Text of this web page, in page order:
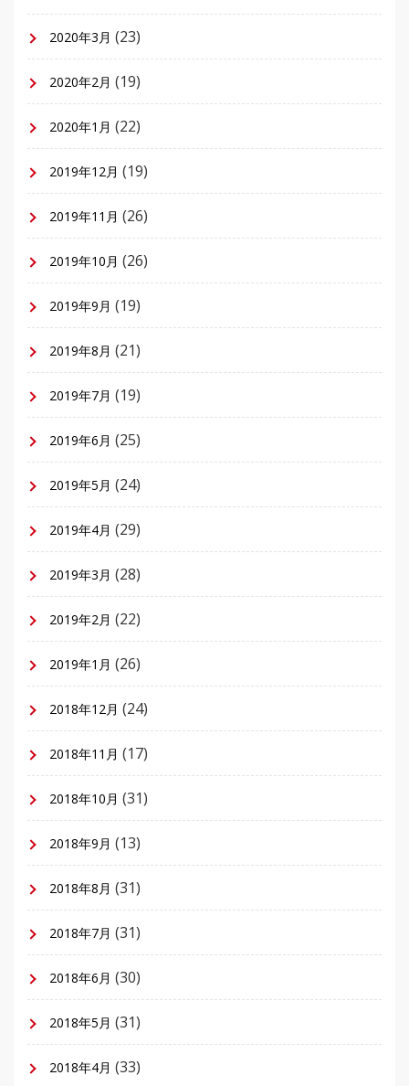
2020年3月 (23)
2020年2月 (19)
2020年1月 (22)
2019年12月 (19)
2019年11月 (26)
2019年10月 (26)
2019年9月 (19)
2019年8月 (21)
2019年7月 (19)
2019年6月 (25)
2019年5月 (24)
2019年4月 (29)
2019年3月 (28)
2019年2月 (22)
2019年1月 (26)
2018年12月 (24)
2018年11月 (17)
2018年10月 (31)
2018年9月 (13)
2018年8月 (31)
2018年7月 (31)
2018年6月 (30)
2018年5月 (31)
2018年4月 (33)